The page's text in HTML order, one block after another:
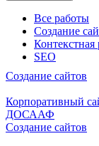
Все работы
Создание
Контекстная
SEO
Создание сайтов
Корпоративный
ДОСААФ
Создание сайтов